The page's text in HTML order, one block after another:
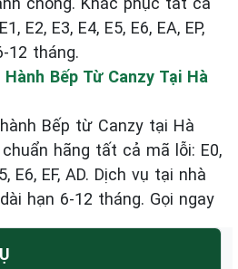
E2, E3, E4, E5, E6, EA, EP,
12 tháng.
Bếp Từ Canzy Tại Hà
Bếp từ Canzy tại Hà
hãng tất cả mã lỗi: E0,
E6, EF, AD. Dịch vụ tại nhà
hạn 6-12 tháng. Gọi ngay